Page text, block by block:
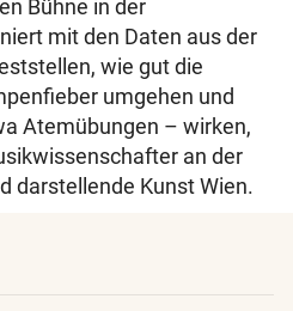
Bühne in der
mit den Daten aus der
wie gut die
umgehen und
Atemübungen – wirken,
an der
darstellende Kunst Wien.